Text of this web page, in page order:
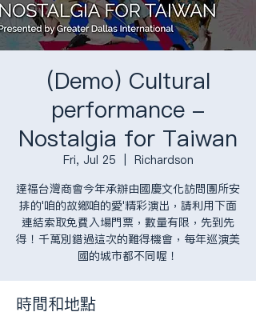
(Demo) Cultural
performance -
Nostalgia for Taiwan
Fri, Jul 25
Richardson
達福台灣商會今年承辦由國慶文化訪問團所安
排的'咱的故鄉咱的愛'精彩演出，請利用下面
連結索取免費入場門票，數量有限，先到先
得！千萬別錯過這次的難得機會，每年巡演美
國的城市都不同喔！
時間和地點